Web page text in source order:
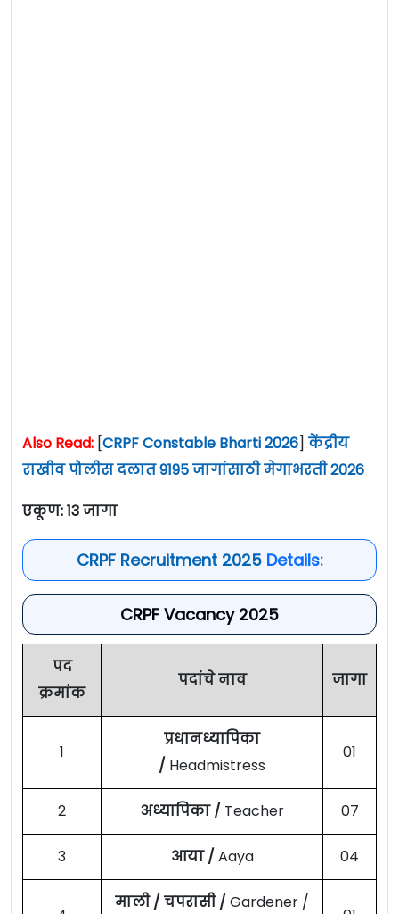
Also Read: [CRPF Constable Bharti 2026] केंद्रीय
राखीव पोलीस दलात 9195 जागांसाठी मेगाभरती 2026
एकूण: 13 जागा
CRPF Recruitment 2025Details:
CRPF Vacancy 2025
पद
क्रमांक
पदांचे नाव जागा
1
प्रधानध्यापिका
/ Headmistress
01
2 अध्यापिका / Teacher 07
3 आया / Aaya 04
माली / चपरासी / Gardener /